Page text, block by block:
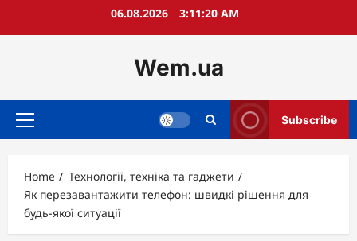
06.08.2026 3:11:21 AM
Wem.ua
Primary
Subscribe
Home
Технології, техніка та гаджети
Як перезавантажити телефон: швидкі рішення для
будь-якої ситуації